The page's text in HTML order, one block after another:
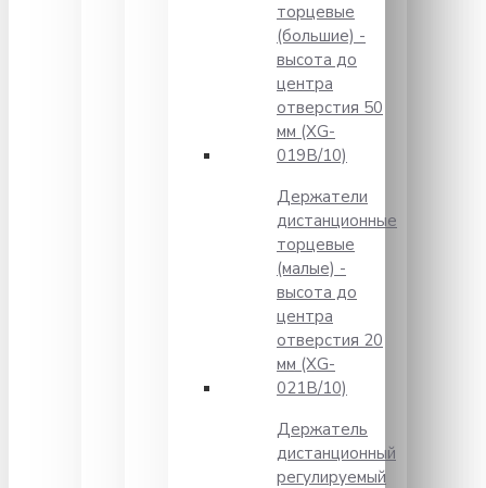
торцевые
(большие) -
высота до
центра
отверстия 50
мм (XG-
019B/10)
Держатели
дистанционные
торцевые
(малые) -
высота до
центра
отверстия 20
мм (XG-
021B/10)
Держатель
дистанционный
регулируемый